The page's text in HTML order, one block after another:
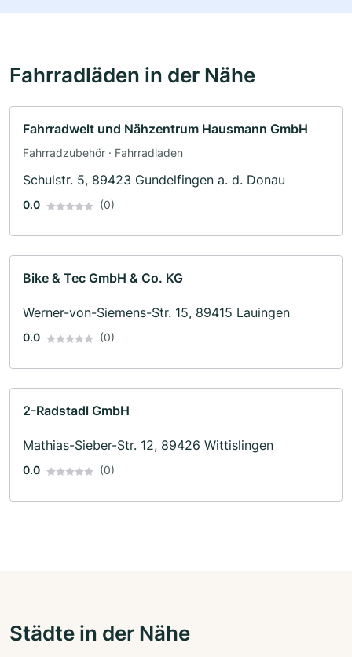
Fahrradläden in der Nähe
Fahrradwelt und Nähzentrum Hausmann GmbH
Fahrradzubehör · Fahrradladen
Schulstr. 5, 89423 Gundelfingen a. d. Donau
0.0 (0)
Bike & Tec GmbH & Co. KG
Werner-von-Siemens-Str. 15, 89415 Lauingen
0.0 (0)
2-Radstadl GmbH
Mathias-Sieber-Str. 12, 89426 Wittislingen
0.0 (0)
Städte in der Nähe